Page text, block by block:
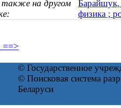
на другом
Барайшук,
физика ;
==>
© Государственное
© Поисковая система
Беларуси